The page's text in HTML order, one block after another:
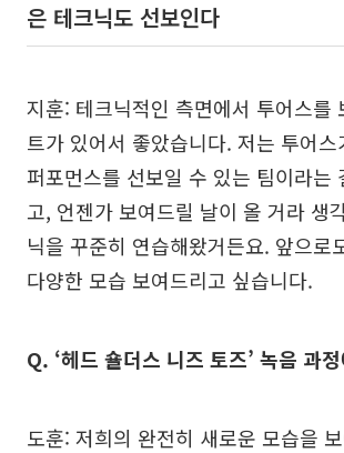
은 테크닉도 선보인다
지훈: 테크닉적인 측면에서 투어스를
트가 있어서 좋았습니다. 저는 투어
퍼포먼스를 선보일 수 있는 팀이라는
고, 언젠가 보여드릴 날이 올 거라 생
닉을 꾸준히 연습해왔거든요. 앞으로
다양한 모습 보여드리고 싶습니다.
Q. ‘헤드 숄더스 니즈 토즈’ 녹음 과
도훈: 저희의 완전히 새로운 모습을